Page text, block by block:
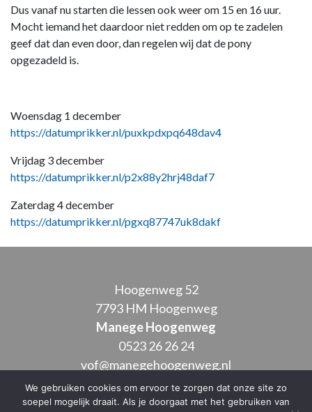
Dus vanaf nu starten die lessen ook weer om 15 en 16 uur.
Mocht iemand het daardoor niet redden om op te zadelen
geef dat dan even door, dan regelen wij dat de pony
opgezadeld is.
Woensdag 1 december
https://datumprikker.nl/puxkpdxpq648dav4
Vrijdag 3 december
https://datumprikker.nl/p2x88y2hrj48daf7
Zaterdag 4 december
https://datumprikker.nl/pgxq87747uk8dakf
Hoogenweg 52
7793 HM Hoogenweg
Manege Hoogenweg
0523 26 26 24
vof@manegehoogenweg.nl
We gebruiken cookies om ervoor te zorgen dat onze site zo
soepel mogelijk draait. Als je doorgaat met het gebruiken van